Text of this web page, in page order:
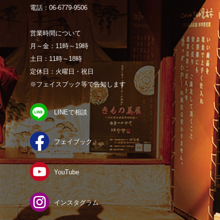
電話：06-6779-9506
営業時間について
月～金：11時～19時
土日：11時～18時
定休日：火曜日・祝日
※フェイスブック等で告知します
LINEで相談
フェイブック
YouTube
インスタグラム